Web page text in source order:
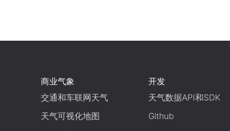
商业气象
交通和车联网天气
天气可视化地图
开发
天气数据API和SDK
Github